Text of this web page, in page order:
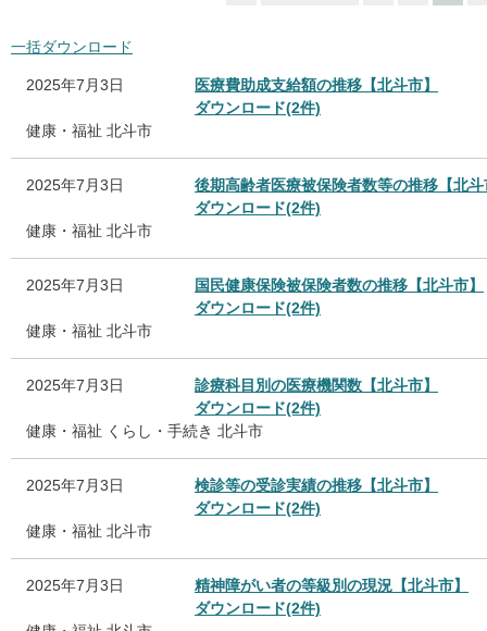
一括ダウンロード
2025年7月3日
医療費助成支給額の推移【北斗市】
ダウンロード(2件)
健康・福祉 北斗市
2025年7月3日
後期高齢者医療被保険者数等の推移【北斗
ダウンロード(2件)
健康・福祉 北斗市
2025年7月3日
国民健康保険被保険者数の推移【北斗市】
ダウンロード(2件)
健康・福祉 北斗市
2025年7月3日
診療科目別の医療機関数【北斗市】
ダウンロード(2件)
健康・福祉 くらし・手続き 北斗市
2025年7月3日
検診等の受診実績の推移【北斗市】
ダウンロード(2件)
健康・福祉 北斗市
2025年7月3日
精神障がい者の等級別の現況【北斗市】
ダウンロード(2件)